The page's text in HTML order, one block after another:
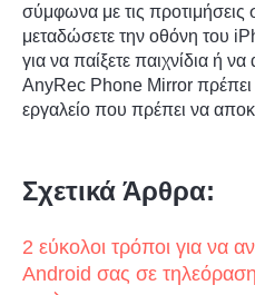
σύμφωνα με τις προτιμήσεις
μεταδώσετε την οθόνη του
για να παίξετε παιχνίδια ή να
AnyRec Phone Mirror πρέπει
εργαλείο που πρέπει να
Σχετικά Άρθρα:
2 εύκολοι τρόποι για να
Android σας σε